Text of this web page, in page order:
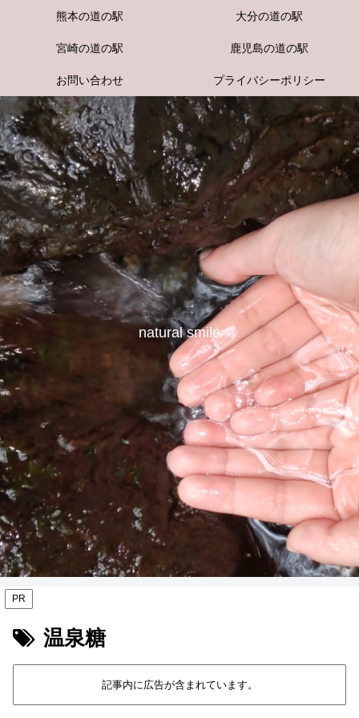
natural smile
熊本の道の駅 大分の道の駅
宮崎の道の駅 鹿児島の道の駅
お問い合わせ プライバシーポリシー
PR
温泉糖
記事内に広告が含まれています。